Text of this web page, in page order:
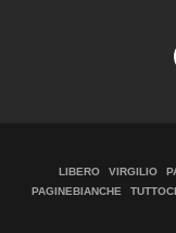
LIBERO VIRGILIO
PAGINEBIANCHE